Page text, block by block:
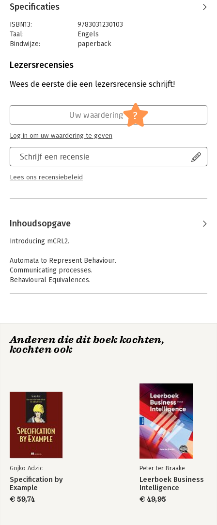
This language allows us to analyse a distributed system with
respect to its functional requirements. For example, biological
cells, supply chain management systems, patient support
platforms, and communication protocols.
The underlying technique is based on verifying requirements
through model checking. The book explains the syntax of
mCRL2 and offers modelling tips and tricks.
Specificaties
ISBN13:
9783031230103
Taal:
Engels
Bindwijze:
paperback
Uitgever:
Studies in Systems, Decision and Control
Lezersrecensies
Wees de eerste die een lezersrecensie schrijft!
Schrijf een recensie
Lees ons recensiebeleid
Uw waardering ?
Log in om uw waardering te geven
Inhoudsopgave
Introducing mCRL2.
Automata to Represent Behaviour.
Communicating processes.
Behavioural Equivalences.
Applications: Puzzles and Games.
Anderen die dit boek kochten,
kochten ook
Gojko Adzic
Specification by
Example
€ 59,74
Peter ter Braake
Leerboek Business
Intelligence
€ 49,95